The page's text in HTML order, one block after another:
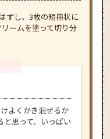
ずし、3枚の短冊状に
ームを塗って切り分
よくかき混ぜるか
と思って、いっぱい